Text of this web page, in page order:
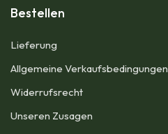
Bestellen
Lieferung
Allgemeine Verkaufsbedingungen​
Widerrufsrecht
Unseren Zusagen